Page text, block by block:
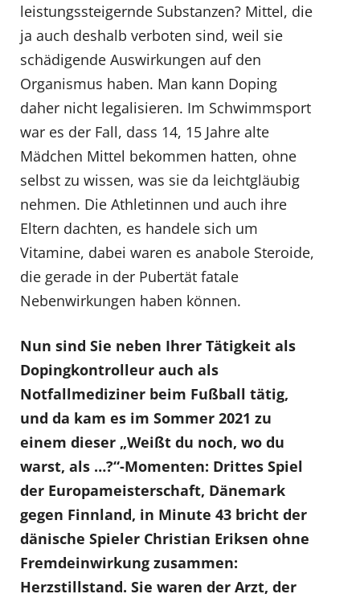
leistungssteigernde Substanzen? Mittel, die
ja auch deshalb verboten sind, weil sie
schädigende Auswirkungen auf den
Organismus haben. Man kann Doping
daher nicht legalisieren. Im Schwimmsport
war es der Fall, dass 14, 15 Jahre alte
Mädchen Mittel bekommen hatten, ohne
selbst zu wissen, was sie da leichtgläubig
nehmen. Die Athletinnen und auch ihre
Eltern dachten, es handele sich um
Vitamine, dabei waren es anabole Steroide,
die gerade in der Pubertät fatale
Nebenwirkungen haben können.
Nun sind Sie neben Ihrer Tätigkeit als
Dopingkontrolleur auch als
Notfallmediziner beim Fußball tätig,
und da kam es im Sommer 2021 zu
einem dieser „Weißt du noch, wo du
warst, als …?“-Momenten: Drittes Spiel
der Europameisterschaft, Dänemark
gegen Finnland, in Minute 43 bricht der
dänische Spieler Christian Eriksen ohne
Fremdeinwirkung zusammen:
Herzstillstand. Sie waren der Arzt, der